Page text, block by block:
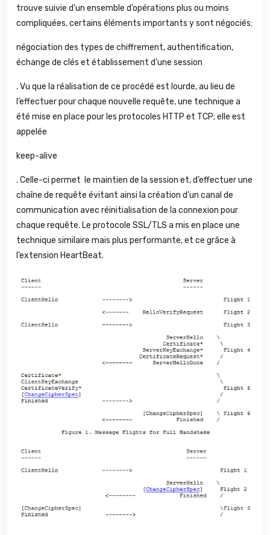
trouve suivie d’un ensemble d’opérations plus ou moins
compliquées, certains éléments importants y sont négociés:
négociation des types de chiffrement, authentification,
échange de clés et établissement d’une session
. Vu que la réalisation de ce procédé est lourde, au lieu de
l’effectuer pour chaque nouvelle requête, une technique a
été mise en place pour les protocoles HTTP et TCP; elle est
appelée
keep-alive
. Celle-ci permet le maintien de la session et, d’effectuer une
chaîne de requête évitant ainsi la création d’un canal de
communication avec réinitialisation de la connexion pour
chaque requête. Le protocole SSL/TLS a mis en place une
technique similaire mais plus performante, et ce grâce à
l’extension HeartBeat.